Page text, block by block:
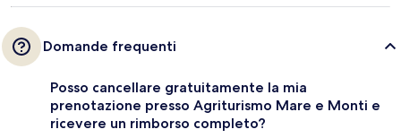
Domande frequenti
Posso cancellare gratuitamente la mia
prenotazione presso Agriturismo Mare e Monti e
ricevere un rimborso completo?